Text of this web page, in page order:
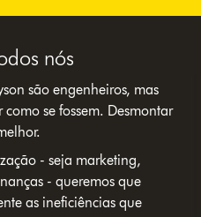
nós
são engenheiros, mas
se fossem. Desmontar
- seja marketing,
- queremos que
as ineficiências que